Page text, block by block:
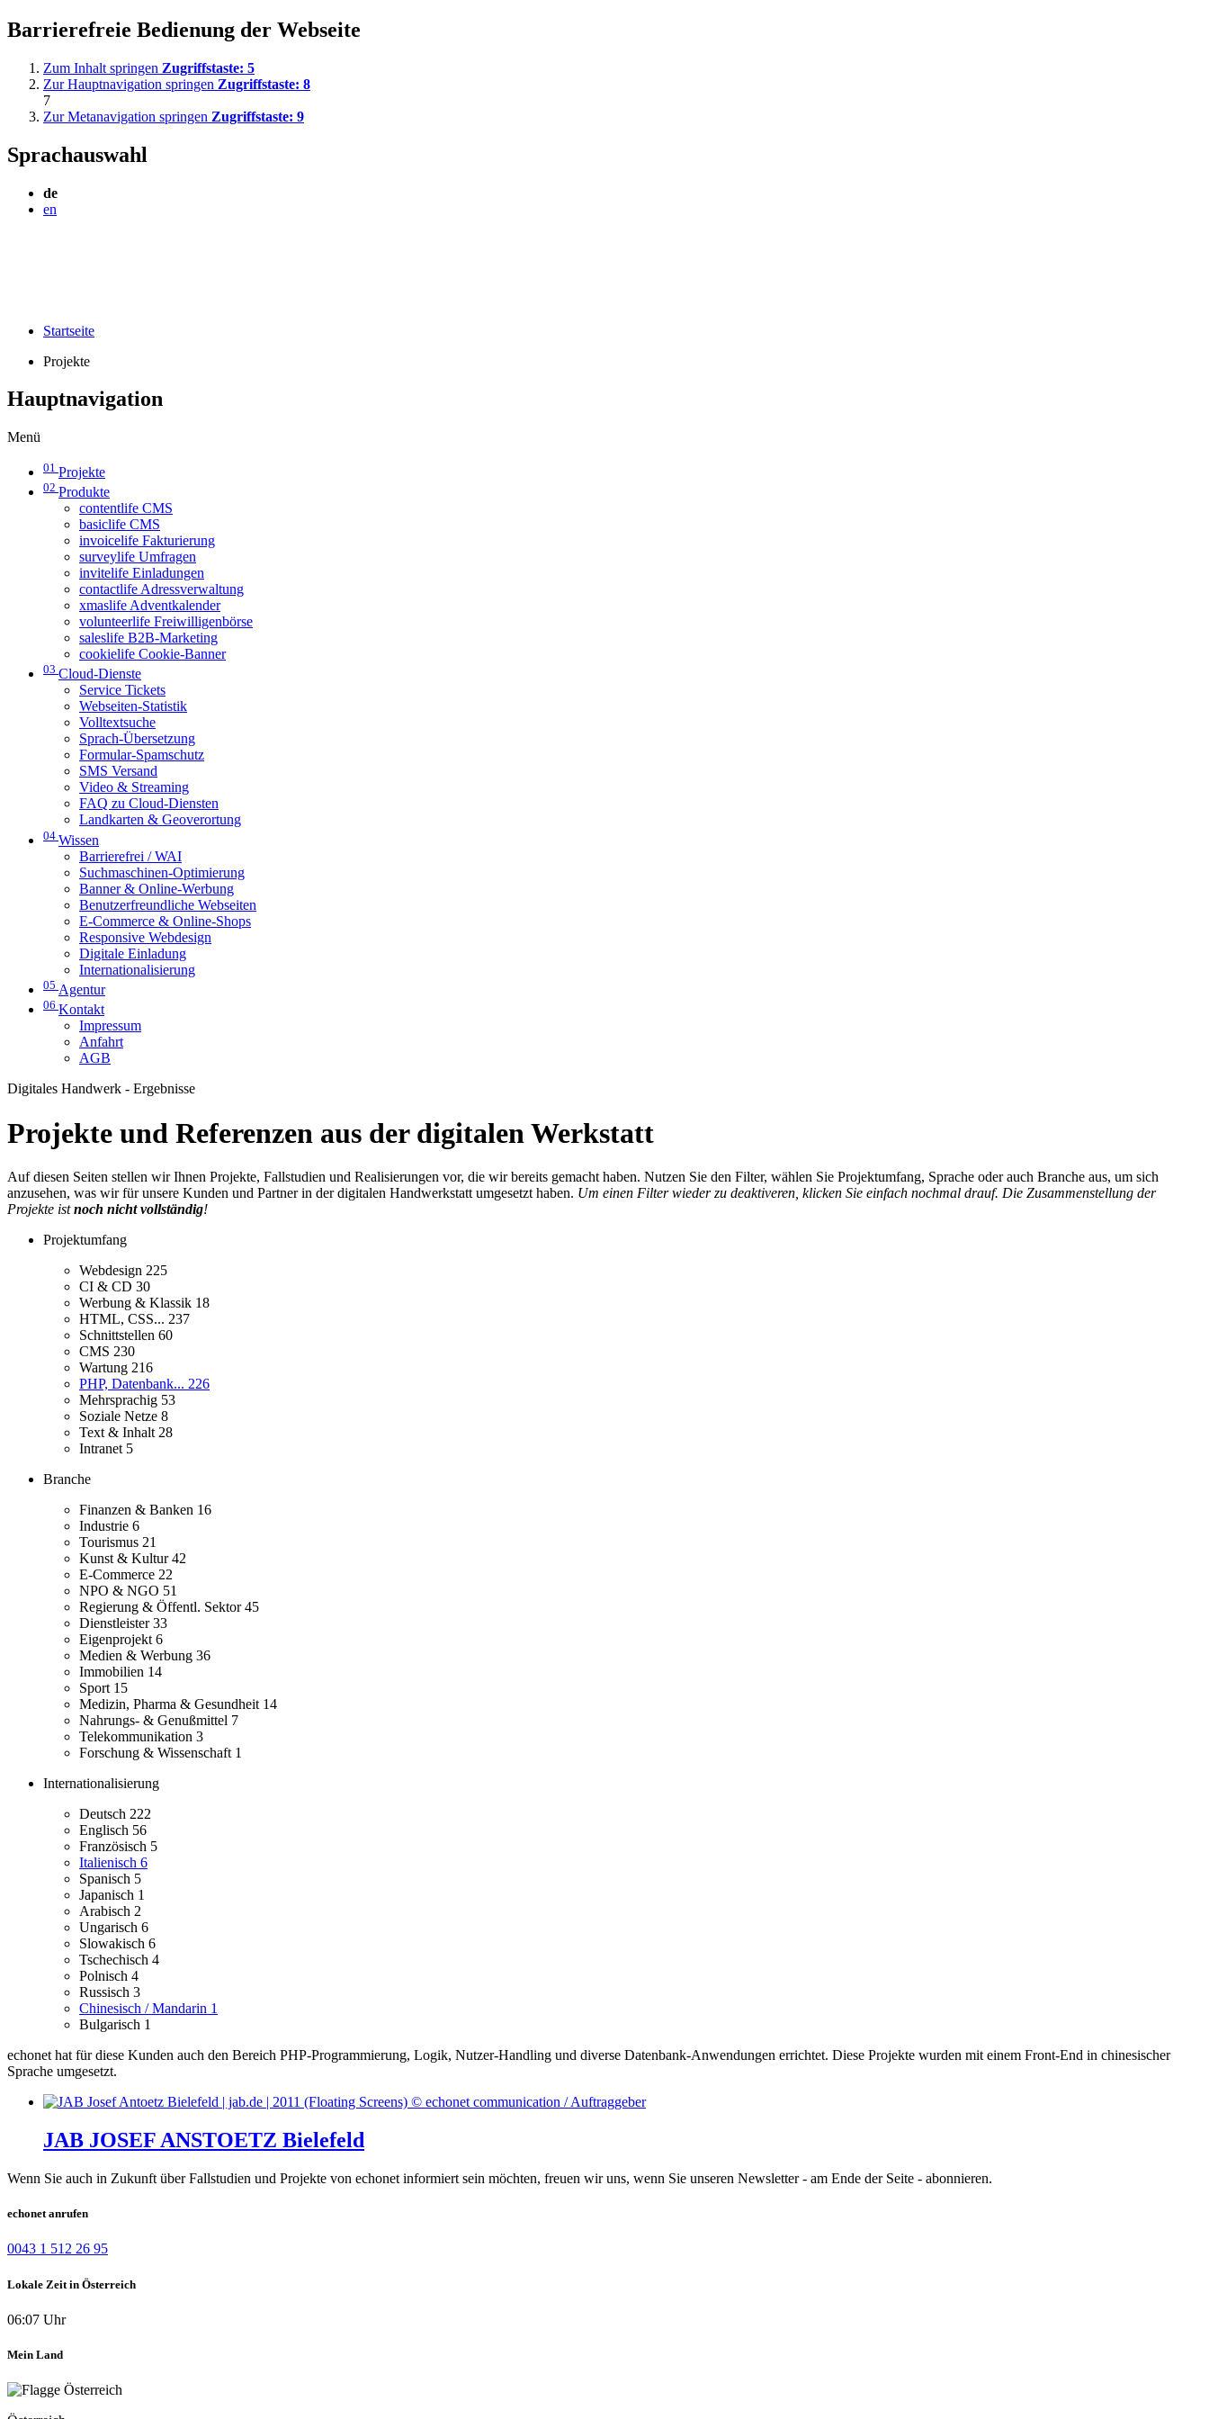
Barrierefreie Bedienung der Webseite
Zum Inhalt springen Zugriffstaste: 5
Zur Hauptnavigation springen Zugriffstaste: 8
7
Zur Metanavigation springen Zugriffstaste: 9
Sprachauswahl
de
en
Startseite
Projekte
Hauptnavigation
Menü
01 Projekte
02 Produkte
contentlife CMS
basiclife CMS
invoicelife Fakturierung
surveylife Umfragen
invitelife Einladungen
contactlife Adressverwaltung
xmaslife Adventkalender
volunteerlife Freiwilligenbörse
saleslife B2B-Marketing
cookielife Cookie-Banner
03 Cloud-Dienste
Service Tickets
Webseiten-Statistik
Volltextsuche
Sprach-Übersetzung
Formular-Spamschutz
SMS Versand
Video & Streaming
FAQ zu Cloud-Diensten
Landkarten & Geoverortung
04 Wissen
Barrierefrei / WAI
Suchmaschinen-Optimierung
Banner & Online-Werbung
Benutzerfreundliche Webseiten
E-Commerce & Online-Shops
Responsive Webdesign
Digitale Einladung
Internationalisierung
05 Agentur
06 Kontakt
Impressum
Anfahrt
AGB
Digitales Handwerk - Ergebnisse
Projekte und Referenzen aus der digitalen Werkstatt
Auf diesen Seiten stellen wir Ihnen Projekte, Fallstudien und Realisierungen vor, die wir bereits gemacht haben. Nutzen Sie den Filter, wählen Sie Projektumfang, Sprache oder auch Branche aus, um sich
anzusehen, was wir für unsere Kunden und Partner in der digitalen Handwerkstatt umgesetzt haben. Um einen Filter wieder zu deaktiveren, klicken Sie einfach nochmal drauf. Die Zusammenstellung der
Projekte istnoch nicht vollständig!
Projektumfang
Webdesign 225
CI & CD 30
Werbung & Klassik 18
HTML, CSS... 237
Schnittstellen 60
CMS 230
Wartung 216
PHP, Datenbank... 226
Mehrsprachig 53
Soziale Netze 8
Text & Inhalt 28
Intranet 5
Branche
Finanzen & Banken 16
Industrie 6
Tourismus 21
Kunst & Kultur42
E-Commerce 22
NPO & NGO 51
Regierung & Öffentl. Sektor45
Dienstleister33
Eigenprojekt 6
Medien & Werbung 36
Immobilien 14
Sport 15
Medizin, Pharma & Gesundheit 14
Nahrungs- & Genußmittel 7
Telekommunikation 3
Forschung & Wissenschaft 1
Internationalisierung
Deutsch 222
Englisch 56
Französisch 5
Italienisch 6
Spanisch 5
Japanisch 1
Arabisch 2
Ungarisch 6
Slowakisch 6
Tschechisch 4
Polnisch 4
Russisch 3
Chinesisch / Mandarin 1
Bulgarisch 1
echonet hat für diese Kunden auch den Bereich PHP-Programmierung, Logik, Nutzer-Handling und diverse Datenbank-Anwendungen errichtet. Diese Projekte wurden mit einem Front-End in chinesischer
Sprache umgesetzt.
JAB JOSEF ANSTOETZ Bielefeld
Wenn Sie auch in Zukunft über Fallstudien und Projekte von echonet informiert sein möchten, freuen wir uns, wenn Sie unseren Newsletter - am Ende der Seite - abonnieren.
echonet anrufen
0043 1 512 26 95
Lokale Zeit in Österreich
06:07 Uhr
Mein Land